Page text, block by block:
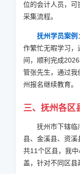
位的会计人员，可
采集流程。
抚州学员案例
作繁忙无暇学习，
间，顺利完成
管张先生，通过我
州报名继续教育。
三、抚州各区
抚州市下辖临
县、金溪县、资溪
共11个区县，我
盖，针对不同区县